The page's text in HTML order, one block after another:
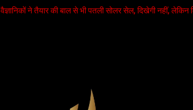
वैज्ञानिकों ने तैयार की बाल से भी पतली सोलर सेल, दिखेगी नहीं, लेकिन